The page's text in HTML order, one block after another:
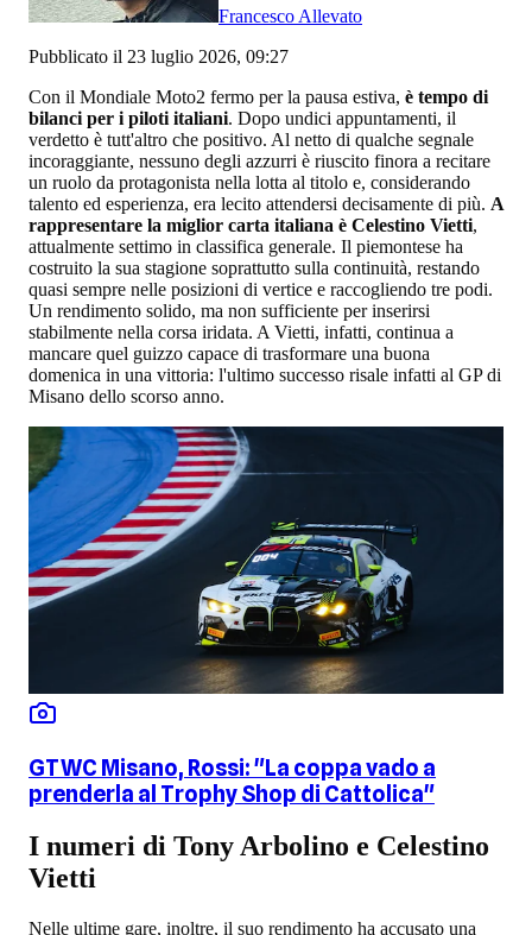
Francesco Allevato
Pubblicato il 23 luglio 2026, 09:27
Con il Mondiale Moto2 fermo per la pausa estiva, è tempo di
bilanci per i piloti italiani. Dopo undici appuntamenti, il
verdetto è tutt'altro che positivo. Al netto di qualche segnale
incoraggiante, nessuno degli azzurri è riuscito finora a recitare
un ruolo da protagonista nella lotta al titolo e, considerando
talento ed esperienza, era lecito attendersi decisamente di più. A
rappresentare la miglior carta italiana è Celestino Vietti,
attualmente settimo in classifica generale. Il piemontese ha
costruito la sua stagione soprattutto sulla continuità, restando
quasi sempre nelle posizioni di vertice e raccogliendo tre podi.
Un rendimento solido, ma non sufficiente per inserirsi
stabilmente nella corsa iridata. A Vietti, infatti, continua a
mancare quel guizzo capace di trasformare una buona
domenica in una vittoria: l'ultimo successo risale infatti al GP di
Misano dello scorso anno.
GTWC Misano, Rossi: "La coppa vado a
prenderla al Trophy Shop di Cattolica"
I numeri di Tony Arbolino e Celestino
Vietti
Nelle ultime gare, inoltre, il suo rendimento ha accusato una